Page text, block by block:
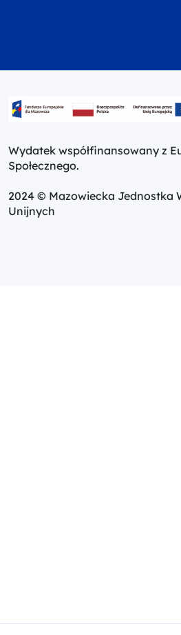
Wydatek współfinansowany z
Społecznego.
2024 © Mazowiecka Jednostka
Unijnych